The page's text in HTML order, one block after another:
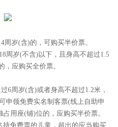
岁(含)的，可购买半价票。
岁(不含)以下，且身高不超过1.5
，应购买全价票。
岁(含)或者身高不超过1.2米，
申领免费实名制客票(线上自助申
用座(铺)位的，应购买半价票。
费票的儿童，超出的应当购买